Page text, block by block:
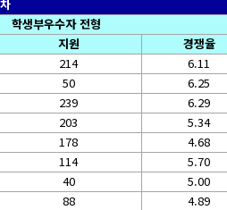
학생부우수자 전형
지원
경쟁율
214
6.11
50
6.25
239
6.29
203
5.34
178
4.68
114
5.70
40
5.00
88
4.89